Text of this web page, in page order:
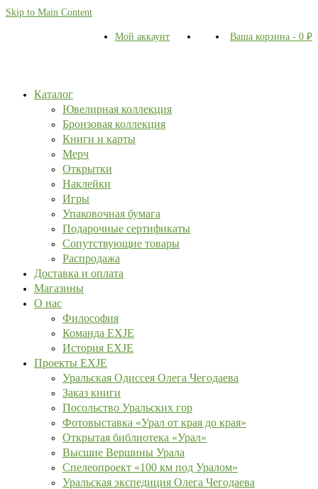
Skip to Main Content
Мой аккаунт Ваша корзина - 0 ₽
Каталог
Ювелирная коллекция
Бронзовая коллекция
Книги и карты
Мерч
Открытки
Наклейки
Игры
Упаковочная бумага
Подарочные сертификаты
Сопутствующие товары
Распродажа
Доставка и оплата
Магазины
О нас
Философия
Команда EXJE
История EXJE
Проекты EXJE
Уральская Одиссея Олега Чегодаева
Заказ книги
Посольство Уральских гор
Фотовыставка «Урал от края до края»
Открытая библиотека «Урал»
Высшие Вершины Урала
Спелеопроект «100 км под Уралом»
Уральская экспедиция Олега Чегодаева